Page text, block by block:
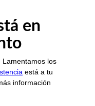
en
Lamentamos los
está a tu
información